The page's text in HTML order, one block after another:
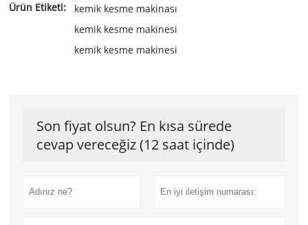
Ürün Etiketi:
kemik kesme makinası
kemik kesme makinesi
kemik kesme makinesi
Son fiyat olsun? En kısa sürede
cevap vereceğiz (12 saat içinde)